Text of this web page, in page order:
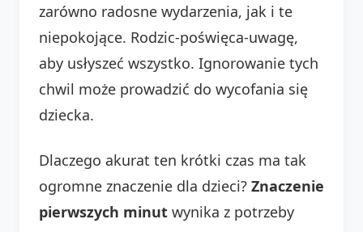
zarówno radosne wydarzenia, jak i te
niepokojące. Rodzic-poświęca-uwagę,
aby usłyszeć wszystko. Ignorowanie tych
chwil może prowadzić do wycofania się
dziecka.
Dlaczego akurat ten krótki czas ma tak
ogromne znaczenie dla dzieci? Znaczenie
pierwszych minut wynika z potrzeby